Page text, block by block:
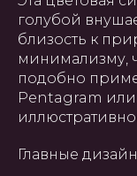
голубой
близость к
минимализму,
подобно
Pentagram или
Главные